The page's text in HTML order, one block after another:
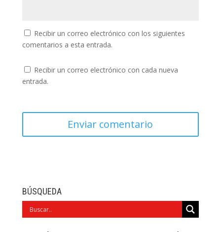
Recibir un correo electrónico con los siguientes
comentarios a esta entrada.
Recibir un correo electrónico con cada nueva
entrada.
BÚSQUEDA